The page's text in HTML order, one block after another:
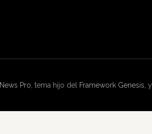
News Pro, tema hijo del Framework Genesis, y